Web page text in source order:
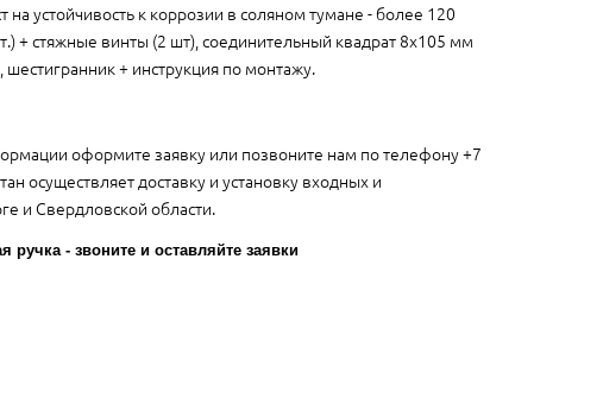
устойчивость к коррозии в соляном тумане - более 120
+ стяжные винты (2 шт), соединительный квадрат 8x105 мм
+ инструкция по монтажу.
оформите заявку или позвоните нам по телефону +7
осуществляет доставку и установку входных и
и Свердловской области.
ручка - звоните и оставляйте заявки